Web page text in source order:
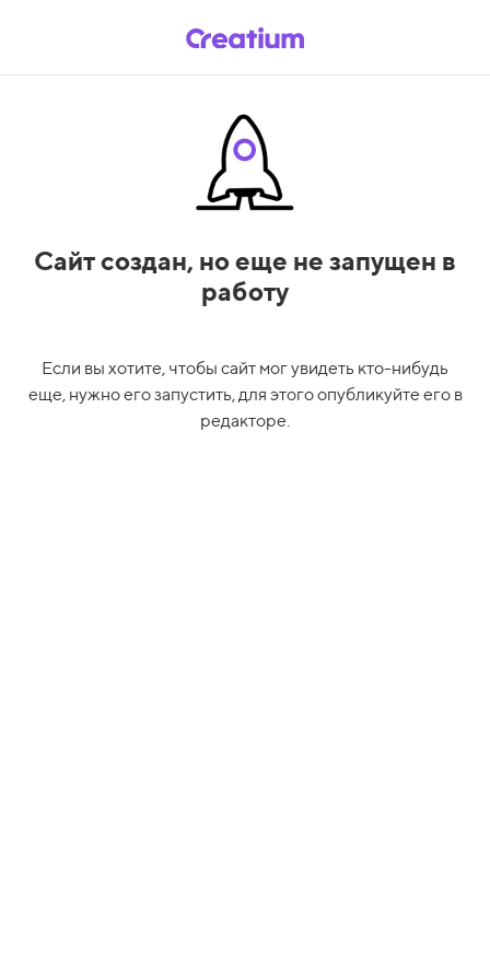
Сайт создан, но еще не запущен в
работу
Если вы хотите, чтобы сайт мог увидеть кто-нибудь
еще, нужно его запустить, для этого опубликуйте его в
редакторе.